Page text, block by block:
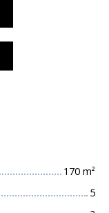
170 m²
5